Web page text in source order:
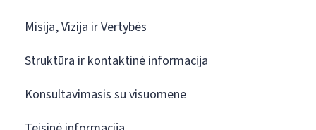
Misija, Vizija ir Vertybės
Struktūra ir kontaktinė informacija
Konsultavimasis su visuomene